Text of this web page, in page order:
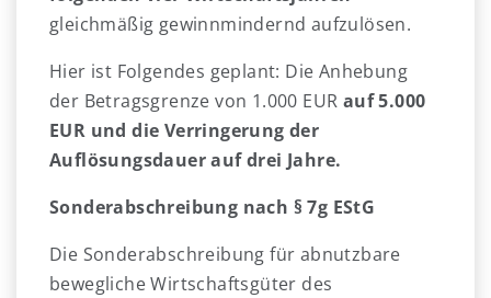
gleichmäßig gewinnmindernd aufzulösen.
Hier ist Folgendes geplant: Die Anhebung
der Betragsgrenze von 1.000 EUR auf 5.000
EUR und die Verringerung der
Auflösungsdauer auf drei Jahre.
Sonderabschreibung nach § 7g EStG
Die Sonderabschreibung für abnutzbare
bewegliche Wirtschaftsgüter des